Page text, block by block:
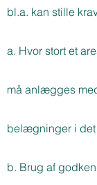
bl.a. kan stille
a. Hvor stort et
må anlægges
belægninger i det
b. Brug af